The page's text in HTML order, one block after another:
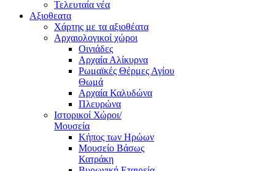
Τελευταία νέα
Αξιοθεατα
Χάρτης με τα αξιοθέατα
Αρχαιολογικοί χώροι
Οινιάδες
Αρχαία Αλίκυρνα
Ρωμαϊκές Θέρμες Αγίου
Θωμά
Αρχαία Καλυδώνα
Πλευρώνα
Ιστορικοί Χώροι/
Μουσεία
Κήπος των Ηρώων
Μουσείο Βάσως
Κατράκη